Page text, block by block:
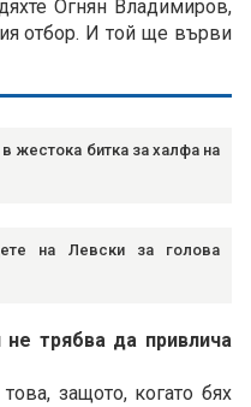
Огнян Владимиров,
отбор. И той ще върви
жестока битка за халфа на
на Левски за голова
трябва да привлича
защото, когато бях